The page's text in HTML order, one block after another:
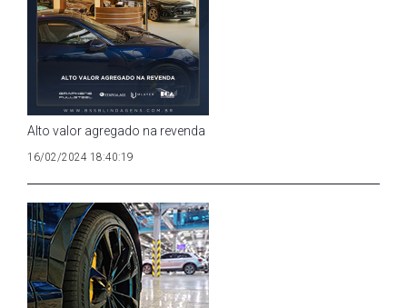
Alto valor agregado na revenda
16/02/2024 18:40:19